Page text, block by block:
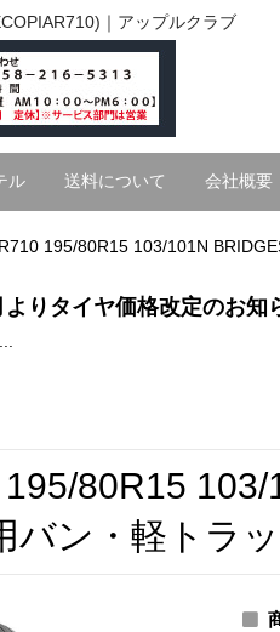
｜アップルクラブ
ル 送料について 会社概要
195/80R15 103/101N
りタイヤ価格改定のお知
80R15
バン・軽トラ